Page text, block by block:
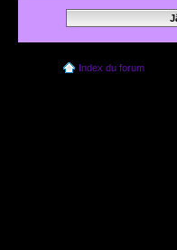
Index du forum